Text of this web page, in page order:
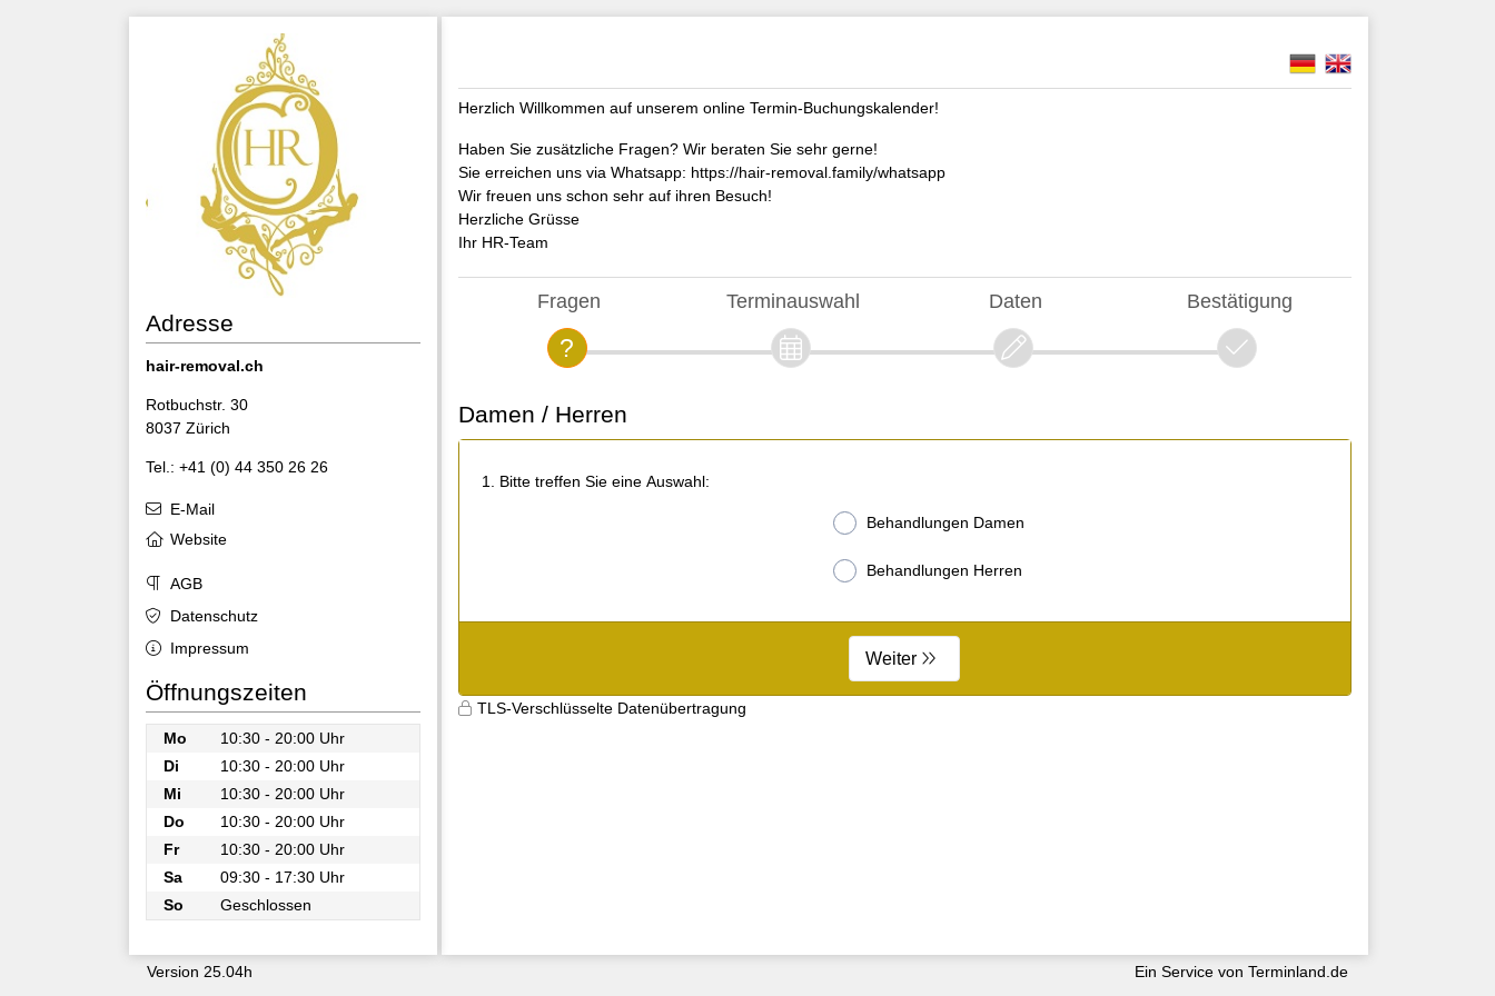
Herzlich Willkommen auf unserem online Termin-Buchungskalender!
Haben Sie zusätzliche Fragen? Wir beraten Sie sehr gerne!
Sie erreichen uns via Whatsapp: https://hair-removal.family/whatsapp
Wir freuen uns schon sehr auf ihren Besuch!
Herzliche Grüsse
Ihr HR-Team
Fragen Terminauswahl Daten Bestätigung
Damen / Herren
1. Bitte treffen Sie eine Auswahl:
Behandlungen Damen
Behandlungen Herren
Weiter
TLS-Verschlüsselte Datenübertragung
Adresse
hair-removal.ch
Rotbuchstr. 30
8037 Zürich
Tel.: +41 (0) 44 350 26 26
E-Mail
Website
AGB
Datenschutz
Impressum
Öffnungszeiten
Mo
10:30 - 20:00 Uhr
Di
10:30 - 20:00 Uhr
Mi
10:30 - 20:00 Uhr
Do
10:30 - 20:00 Uhr
Fr
10:30 - 20:00 Uhr
Sa
09:30 - 17:30 Uhr
So
Geschlossen
Version 25.04h Ein Service von Terminland.de